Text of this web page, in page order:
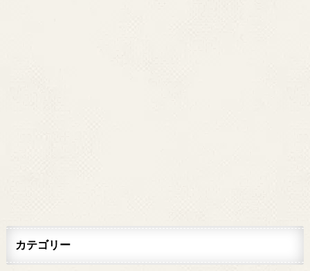
カテゴリー